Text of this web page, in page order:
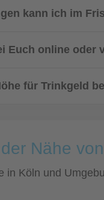
kann ich im
Euch online oder
für Trinkgeld
Nähe
in Köln und